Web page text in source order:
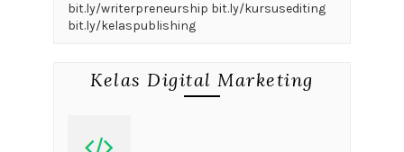
bit.ly/writerpreneurship bit.ly/kursusediting
bit.ly/kelaspublishing
Kelas Digital Marketing